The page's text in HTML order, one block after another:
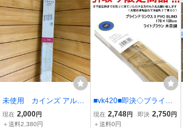
未使用 カインズ アルミ
ブラインド ホワイト 幅17
6cm×高さ138cm 羽根幅2
現在 2,000円
＋送料2,380円
■vk420■即決◇ブライン
ド リンクス3 PVC BLIND
176×138cm ライトブラウ
現在 2,748円 即決 2,750円
＋送料0円